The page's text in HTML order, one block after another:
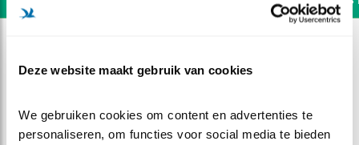
Deze website maakt gebruik van cookies
We gebruiken cookies om content en advertenties te
personaliseren, om functies voor social media te bieden